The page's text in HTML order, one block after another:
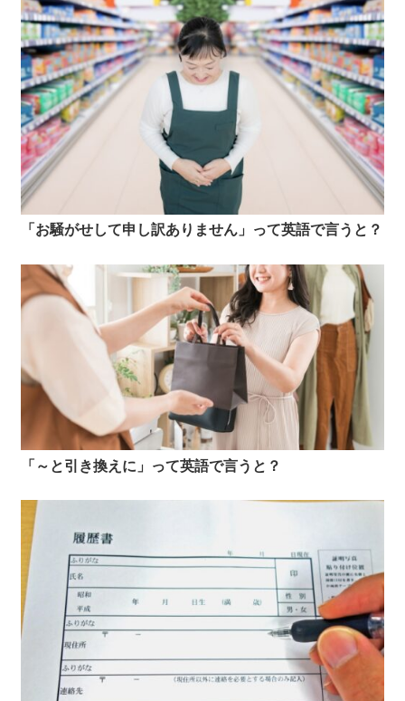
「お騒がせして申し訳ありません」って英語で言うと？
「～と引き換えに」って英語で言うと？